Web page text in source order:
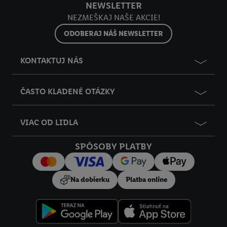
NEWSLETTER
NEZMEŠKAJ NAŠE AKCIE!
ODOBERAJ NÁŠ NEWSLETTER
KONTAKTUJ NÁS
ČASTO KLADENÉ OTÁZKY
VIAC OD LIDLA
SPÔSOBY PLATBY
Na dobierku Platba online
údajov a Vašom práve kedykoľvek odvolať súhlas s účinnosťou
do budúcnosti nájdete v našich zásadách ochrany osobných
Imprint nájdete tu.